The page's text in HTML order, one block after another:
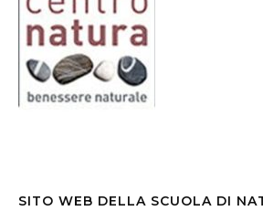
SITO WEB DELLA SCUOLA DI